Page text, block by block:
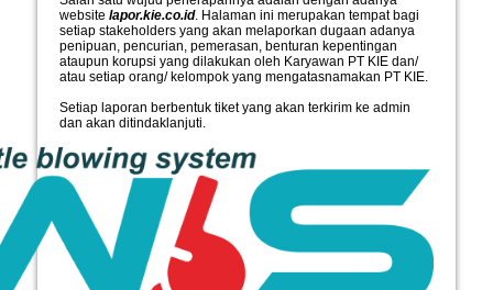
website lapor.kie.co.id. Halaman ini merupakan tempat bagi
setiap stakeholders yang akan melaporkan dugaan adanya
penipuan, pencurian, pemerasan, benturan kepentingan
ataupun korupsi yang dilakukan oleh Karyawan PT KIE dan/
atau setiap orang/ kelompok yang mengatasnamakan PT KIE.
Setiap laporan berbentuk tiket yang akan terkirim ke admin
dan akan ditindaklanjuti.